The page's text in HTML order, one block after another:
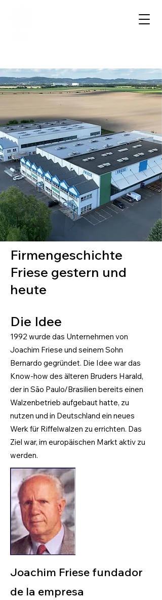
Firmengeschichte
Friese gestern und
heute
Die Idee
1992 wurde das Unternehmen von
Joachim Friese und seinem Sohn
Bernardo gegründet. Die Idee war das
Know-how des älteren Bruders Harald,
der in São Paulo/Brasilien bereits einen
Walzenbetrieb aufgebaut hatte, zu
nutzen und in Deutschland ein neues
Werk für Riffelwalzen zu errichten. Das
Ziel war, im europäischen Markt aktiv zu
werden.
Joachim Friese fundador
de la empresa